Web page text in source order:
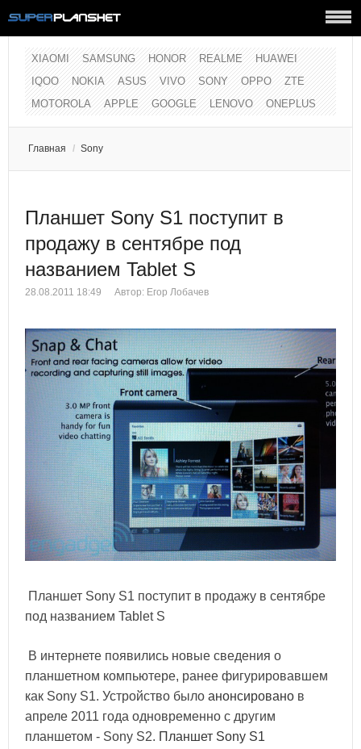
XIAOMI SAMSUNG HONOR REALME
HUAWEI
IQOO
NOKIA ASUS VIVO SONY OPPO
ZTE
MOTOROLA
APPLE GOOGLE LENOVO ONEPLUS
Главная / Sony
Планшет Sony S1 поступит в
продажу в сентябре под
названием Tablet S
28.08.2011 18:49 Автор: Егор Лобачев
Планшет Sony S1 поступит в продажу в сентябре
под названием Tablet S
В интернете появились новые сведения о
планшетном компьютере, ранее фигурировавшем
как Sony S1. Устройство было анонсировано в
апреле 2011 года одновременно с другим
планшетом - Sony S2. Планшет Sony S1